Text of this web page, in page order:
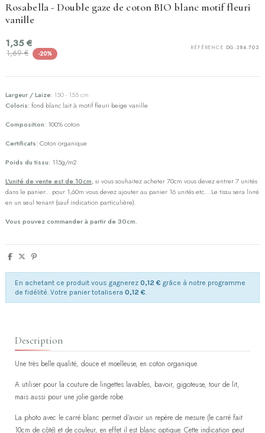
Rosabella - Double gaze de coton BIO blanc motif fleuri
vanille
RÉFÉRENCE DG.384.702
1,35 €
1,69 € -20%
Largeur / Laize: 150 - 155 cm
Coloris: fond blanc lait à motif fleuri beige vanille
Composition: 100% coton
Certificats: Coton organique
Poids du tissu: 115g/m2
L'unité de vente est de 10cm, si vous souhaitez acheter 70cm vous devez entrer 7 unités
dans le panier... pour 1,60m vous devez ajouter au panier 16 unités etc... Le tissu sera livré
en un seul tenant (sauf indication particulière).
Vous pouvez commander à partir de 30cm.
En achetant ce produit vous gagnerez 0,12 € grâce à notre programme
de fidélité. Votre panier totalisera 0,12 €.
Description
Une très belle qualité, douce et moelleuse, en coton organique.
A utiliser pour la couture de lingettes lavables, bavoir, gigoteuse, tour de lit,
mais aussi pour une jolie garde robe.
La photo avec le carré blanc permet d'avoir un repère de mesure (le carré fait
10cm de côté) et de couleur, en effet il est blanc optique. Cette indication peut